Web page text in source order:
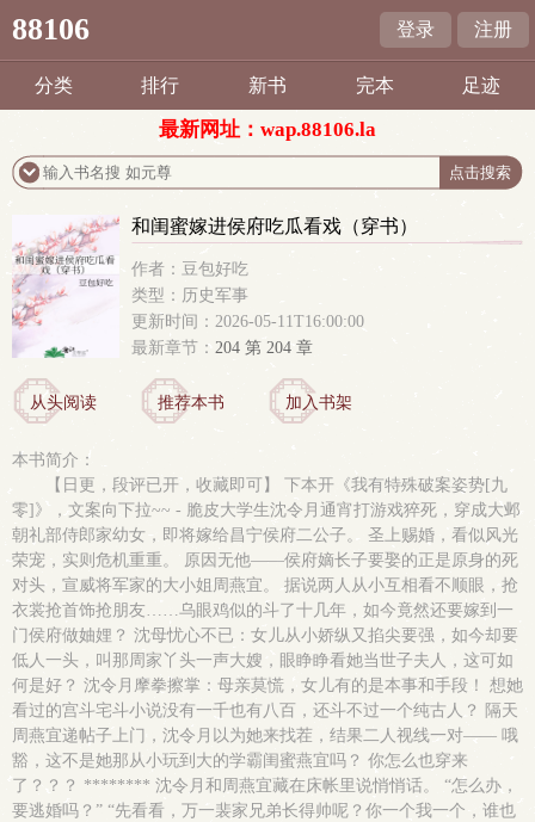
88106 登录 注册
分类 排行 新书 完本 足迹
最新网址：wap.88106.la
和闺蜜嫁进侯府吃瓜看戏（穿书）
作者：豆包好吃
类型：历史军事
更新时间：2026-05-11T16:00:00
最新章节： 204 第 204 章
从头阅读 推荐本书 加入书架
本书简介：
【日更，段评已开，收藏即可】 下本开《我有特殊破案姿势[九
零]》，文案向下拉~~ - 脆皮大学生沈令月通宵打游戏猝死，穿成大邺
朝礼部侍郎家幼女，即将嫁给昌宁侯府二公子。 圣上赐婚，看似风光
荣宠，实则危机重重。 原因无他——侯府嫡长子要娶的正是原身的死
对头，宣威将军家的大小姐周燕宜。 据说两人从小互相看不顺眼，抢
衣裳抢首饰抢朋友……乌眼鸡似的斗了十几年，如今竟然还要嫁到一
门侯府做妯娌？ 沈母忧心不已：女儿从小娇纵又掐尖要强，如今却要
低人一头，叫那周家丫头一声大嫂，眼睁睁看她当世子夫人，这可如
何是好？ 沈令月摩拳擦掌：母亲莫慌，女儿有的是本事和手段！ 想她
看过的宫斗宅斗小说没有一千也有八百，还斗不过一个纯古人？ 隔天
周燕宜递帖子上门，沈令月以为她来找茬，结果二人视线一对—— 哦
豁，这不是她那从小玩到大的学霸闺蜜燕宜吗？ 你怎么也穿来
了？？？ ******** 沈令月和周燕宜藏在床帐里说悄悄话。 “怎么办，
要逃婚吗？” “先看看，万一裴家兄弟长得帅呢？你一个我一个，谁也